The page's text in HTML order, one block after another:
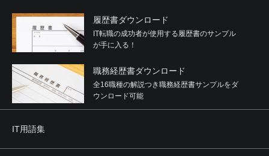
履歴書ダウンロード
IT転職の成功者が使用する履歴書のサンプル
が手に入る！
職務経歴書ダウンロード
全16職種の解説つき職務経歴書サンプルをダ
ウンロード可能
IT用語集